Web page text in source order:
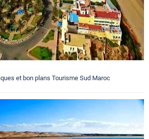
et bon plans Tourisme Sud Maroc